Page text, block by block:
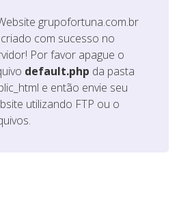
grupofortuna.com.br
com sucesso no
Por favor apague o
default.php da pasta
e então envie seu
utilizando FTP ou o